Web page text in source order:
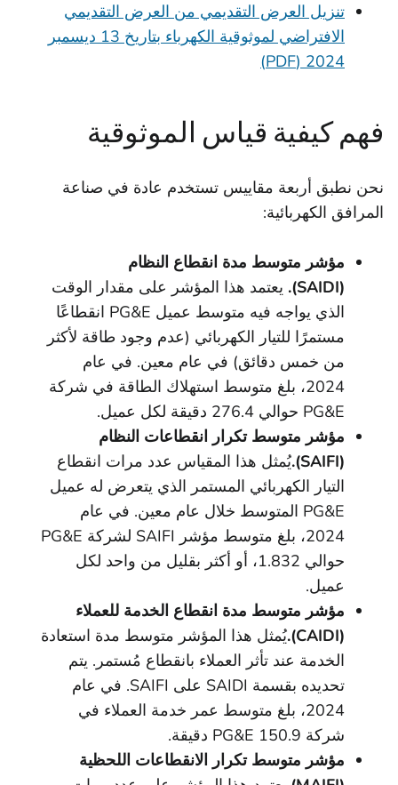
تنزيل العرض التقديمي من العرض التقديمي
الافتراضي لموثوقية الكهرباء بتاريخ 13 ديسمبر
2024 (PDF)
فهم كيفية قياس الموثوقية
نحن نطبق أربعة مقاييس تستخدم عادة في صناعة
المرافق الكهربائية:
مؤشر متوسط مدة انقطاع النظام
يعتمد هذا المؤشر على مقدار الوقت
الذي يواجه فيه متوسط عميل PG&E انقطاعًا
مستمرًا للتيار الكهربائي (عدم وجود طاقة لأكثر
من خمس دقائق) في عام معين. في عام
2024، بلغ متوسط استهلاك الطاقة في شركة
PG&E حوالي 276.4 دقيقة لكل عميل.
مؤشر متوسط تكرار انقطاعات النظام
يُمثل هذا المقياس عدد مرات انقطاع
التيار الكهربائي المستمر الذي يتعرض له عميل
PG&E المتوسط خلال عام معين. في عام
2024، بلغ متوسط مؤشر SAIFI لشركة PG&E
حوالي 1.832، أو أكثر بقليل من واحد لكل
عميل.
مؤشر متوسط مدة انقطاع الخدمة للعملاء
يُمثل هذا المؤشر متوسط مدة استعادة
الخدمة عند تأثر العملاء بانقطاع مُستمر. يتم
تحديده بقسمة SAIDI على SAIFI. في عام
2024، بلغ متوسط عمر خدمة العملاء في
شركة PG&E 150.9 دقيقة.
مؤشر متوسط تكرار الانقطاعات اللحظية